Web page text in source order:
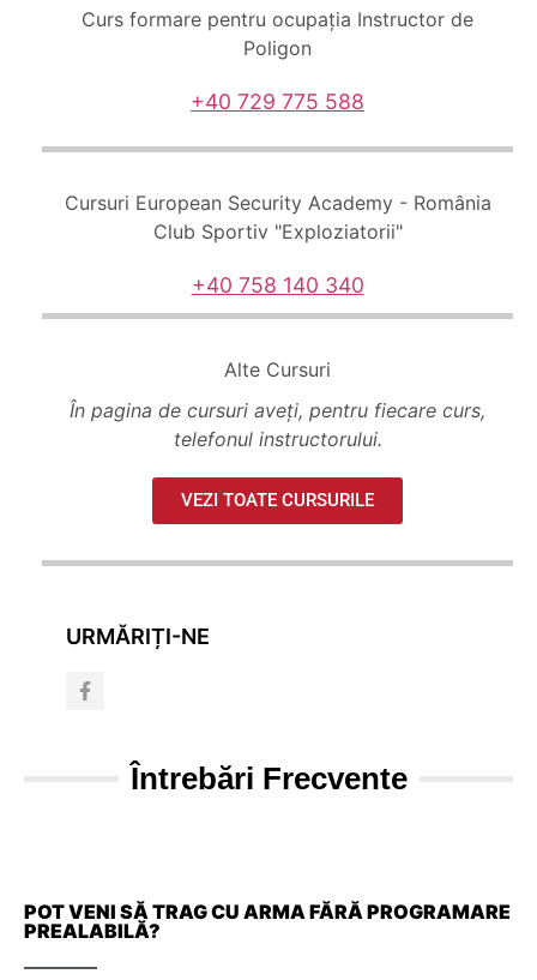
Curs formare pentru ocupația Instructor de
Poligon
+40 729 775 588
Cursuri European Security Academy - România
Club Sportiv "Exploziatorii"
+40 758 140 340
Alte Cursuri
În pagina de cursuri aveți, pentru fiecare curs,
telefonul instructorului.
VEZI TOATE CURSURILE
URMĂRIȚI-NE
Întrebări Frecvente​
POT VENI SĂ TRAG CU ARMA FĂRĂ PROGRAMARE
PREALABILĂ?